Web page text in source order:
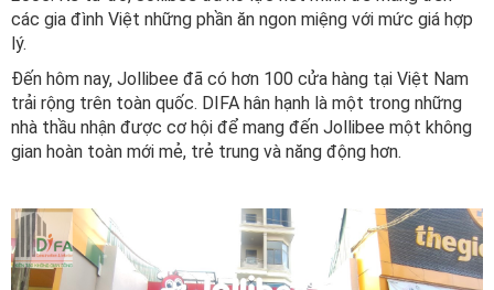
các gia đình Việt những phần ăn ngon miệng với mức giá hợp
lý.
Đến hôm nay, Jollibee đã có hơn 100 cửa hàng tại Việt Nam
trải rộng trên toàn quốc. DIFA hân hạnh là một trong những
nhà thầu nhận được cơ hội để mang đến Jollibee một không
gian hoàn toàn mới mẻ, trẻ trung và năng động hơn.